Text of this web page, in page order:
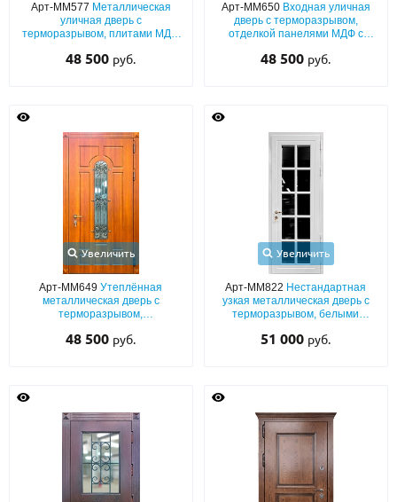
Арт-ММ577 Металлическая
уличная дверь с
терморазрывом, плитами МДФ
со стеклом
48 500 руб.
Арт-ММ650 Входная уличная
дверь с терморазрывом,
отделкой панелями МДФ с
решеткой
48 500 руб.
Увеличить
Арт-ММ649Утеплённая
металлическая дверь с
терморазрывом,
МДФ с кованой решёткой и
48 500 руб.
Увеличить
Арт-ММ822 Нестандартная
узкая металлическая дверь с
терморазрывом, белыми
максимальным остеклением
51 000 руб.